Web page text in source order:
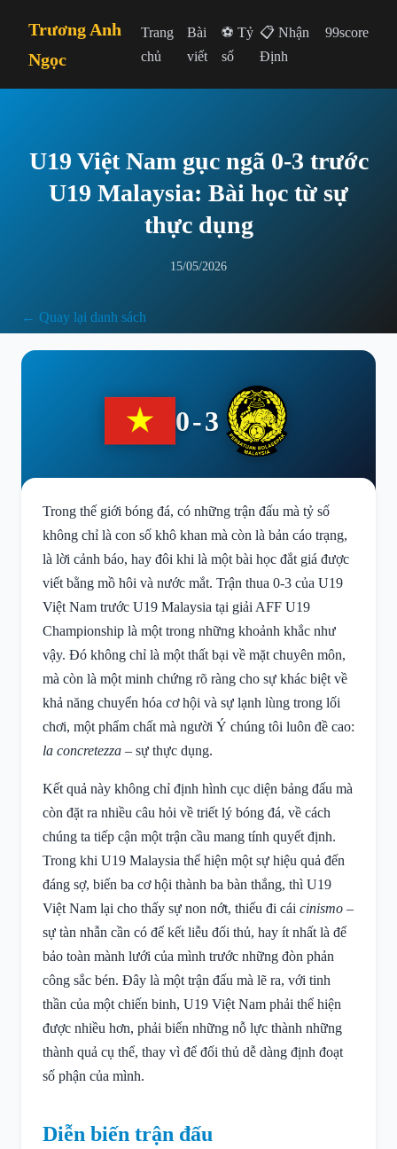
Trương Anh
Ngọc
Trang
chủ
Bài
viết
⚽ Tỷ
số
📋 Nhận
Định
99score
U19 Việt Nam gục ngã 0-3 trước
U19 Malaysia: Bài học từ sự
thực dụng
15/05/2026
← Quay lại danh sách
0-3
Trong thế giới bóng đá, có những trận đấu mà tỷ số
không chỉ là con số khô khan mà còn là bản cáo trạng,
là lời cảnh báo, hay đôi khi là một bài học đắt giá được
viết bằng mồ hôi và nước mắt. Trận thua 0-3 của U19
Việt Nam trước U19 Malaysia tại giải AFF U19
Championship là một trong những khoảnh khắc như
vậy. Đó không chỉ là một thất bại về mặt chuyên môn,
mà còn là một minh chứng rõ ràng cho sự khác biệt về
khả năng chuyển hóa cơ hội và sự lạnh lùng trong lối
chơi, một phẩm chất mà người Ý chúng tôi luôn đề cao:
la concretezza – sự thực dụng.
Kết quả này không chỉ định hình cục diện bảng đấu mà
còn đặt ra nhiều câu hỏi về triết lý bóng đá, về cách
chúng ta tiếp cận một trận cầu mang tính quyết định.
Trong khi U19 Malaysia thể hiện một sự hiệu quả đến
đáng sợ, biến ba cơ hội thành ba bàn thắng, thì U19
Việt Nam lại cho thấy sự non nớt, thiếu đi cái cinismo –
sự tàn nhẫn cần có để kết liễu đối thủ, hay ít nhất là để
bảo toàn mành lưới của mình trước những đòn phản
công sắc bén. Đây là một trận đấu mà lẽ ra, với tinh
thần của một chiến binh, U19 Việt Nam phải thể hiện
được nhiều hơn, phải biến những nỗ lực thành những
thành quả cụ thể, thay vì để đối thủ dễ dàng định đoạt
số phận của mình.
Diễn biến trận đấu